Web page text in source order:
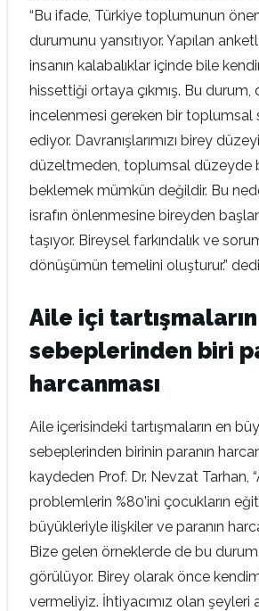
“Bu ifade, Türkiye toplumunun
durumunu yansıtıyor. Yapılan
insanın kalabalıklar içinde bile
hissettiği ortaya çıkmış. Bu durum,
incelenmesi gereken bir toplumsal
ediyor. Davranışlarımızı birey
düzeltmeden, toplumsal düzeyde
beklemek mümkün değildir. Bu
israfın önlenmesine bireyden
taşıyor. Bireysel farkındalık ve
dönüşümün temelini oluşturur.”
Aile içi
sebeplerinden biri
harcanması
Aile içerisindeki tartışmaların en
sebeplerinden birinin paranın
kaydeden Prof. Dr. Nevzat Tarhan,
problemlerin %80’ini çocukların
büyükleriyle ilişkiler ve paranın
Bize gelen örneklerde de bu durum
görülüyor. Birey olarak önce
vermeliyiz. İhtiyacımız olan şeyleri